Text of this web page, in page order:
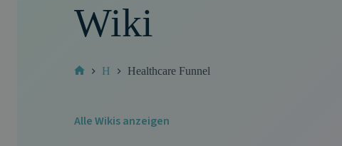
Wiki
H Healthcare Funnel
Alle Wikis anzeigen